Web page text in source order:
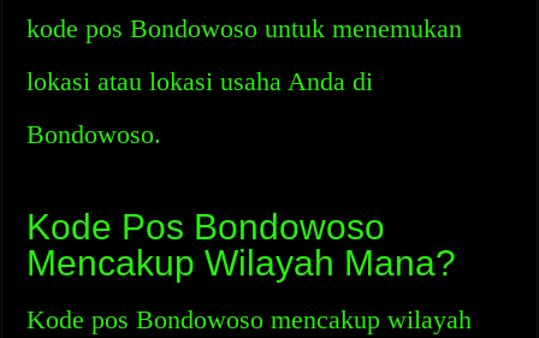
kode pos Bondowoso untuk menemukan
lokasi atau lokasi usaha Anda di
Bondowoso.
Kode Pos Bondowoso
Mencakup Wilayah Mana?
Kode pos Bondowoso mencakup wilayah